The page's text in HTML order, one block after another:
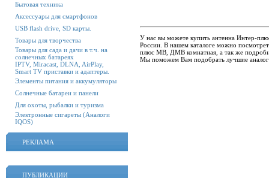
Бытовая техника
Аксессуары для смартфонов
USB flash drive, SD карты.
Товары для творчества
Товары для сада и дачи в т.ч. на
солнечных батареях
IPTV, Miracast, DLNA, AirPlay,
Smart TV приставки и адаптеры.
Элементы питания и аккумуляторы
Солнечные батареи и панели
Для охоты, рыбалки и туризма
Электронные сигареты (Аналоги
IQOS)
РЕКЛАМА
ПУБЛИКАЦИИ
У нас вы можете купить антенна Интер-
России. В нашем каталоге можно
плюс МВ, ДМВ комнатная, а так же
Мы поможем Вам подобрать лучшие